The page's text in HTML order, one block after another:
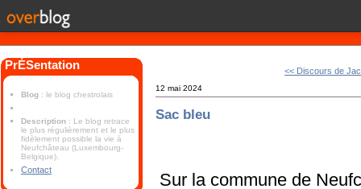
PrÉSentation
Blog : le blog chestrolais
Description : Le blog retrace
le plus régulièrement et le plus
fidèlement possible la vie à
Neufchâteau (Luxembourg-
Belgique).
Contact
<< Discours de
12 mai 2024
Sac bleu
Sur la commune de